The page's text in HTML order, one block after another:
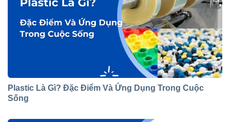
Plastic Là Gì? Đặc Điểm Và Ứng Dụng Trong Cuộc
Sống